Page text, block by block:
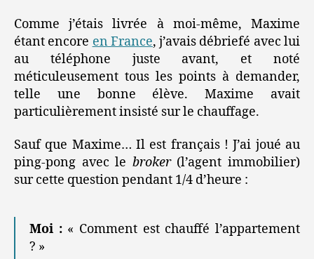
Comme j’étais livrée à moi-même, Maxime
étant encore en France, j’avais débriefé avec lui
au téléphone juste avant, et noté
méticuleusement tous les points à demander,
telle une bonne élève. Maxime avait
particulièrement insisté sur le chauffage.
Sauf que Maxime… Il est français ! J’ai joué au
ping-pong avec le broker(l’agent immobilier)
sur cette question pendant 1/4 d’heure :
Moi :« Comment est chauffé l’appartement
? »